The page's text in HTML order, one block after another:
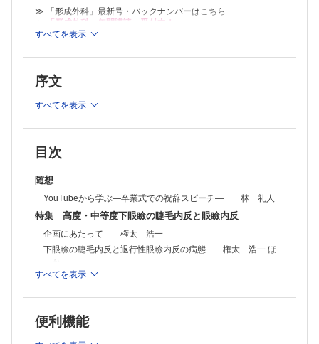
欠損の大きい創傷に対する新たな選択肢―EPIFIX Ⓡと局所陰圧閉鎖療
法の併用― 佐藤 智也
形成外科 NEXT―次世代の本音―
教室だより北～南
No.127 千葉大学医学部 形成外科学教室 山路 佳久 ほか
ザッツ形成外科！
原著
症例
MP関節橈屈変形を来たした浮遊型母指多指症の1例 今井 俊介 ほ
か
脂肪腫の再発と考えられた左肘部異型脂肪腫様腫瘍の1例 大森 凜
ほか
工夫
投稿規定
編集後記 杠 俊介
≫ 「形成外科」最新号・バックナンバーはこちら
「形成外科」年間購読、受付中！
「購入済ライセンス一覧」よりオンライン環境でPDF版をご覧い
すべてを表示
序文
すべてを表示
目次
随想
YouTubeから学ぶ―卒業式での祝辞スピーチ― 林 礼人
特集 高度・中等度下眼瞼の睫毛内反と眼瞼内反
企画にあたって 権太 浩一
下眼瞼の睫毛内反と退行性眼瞼内反の病態 権太 浩一 ほ
下眼瞼睫毛内反症に対する下眼瞼牽引筋腱膜（LER）の離断お
安積 昌吾 ほか
すべてを表示
便利機能